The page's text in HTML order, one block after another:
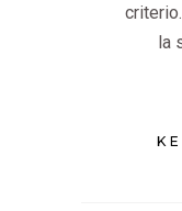
la